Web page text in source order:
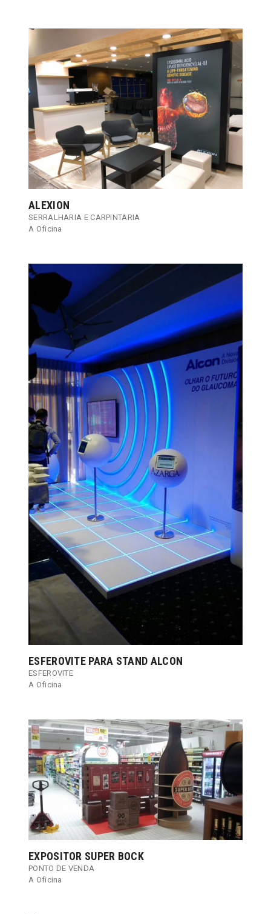
ALEXION
SERRALHARIA E CARPINTARIA
A Oficina
ESFEROVITE PARA STAND ALCON
ESFEROVITE
A Oficina
EXPOSITOR SUPER BOCK
PONTO DE VENDA
A Oficina